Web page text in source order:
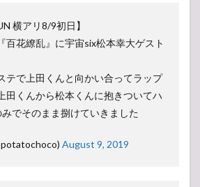
横アリ8/9初日】
百花繚乱』に宇宙six松本幸大ゲスト
テで上田くんと向かい合ってラップ
田くんから松本くんに抱きついてハ
でそのまま捌けていきました
August 9, 2019